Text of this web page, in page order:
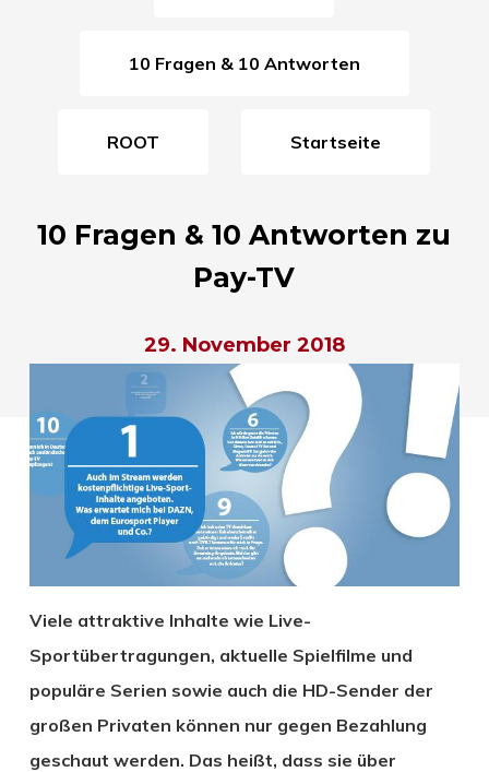
10 Fragen & 10 Antworten
ROOT Startseite
10 Fragen & 10 Antworten zu
Pay-TV
29. November 2018
Viele attraktive Inhalte wie Live-
Sportübertragungen, aktuelle Spielfilme und
populäre Serien sowie auch die HD-Sender der
großen Privaten können nur gegen Bezahlung
geschaut werden. Das heißt, dass sie über